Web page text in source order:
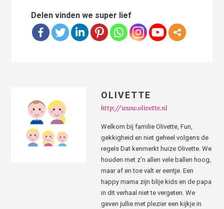
Delen vinden we super lief
OLIVETTE
http://www.olivette.nl
Welkom bij familie Olivette, Fun,
gekkigheid en niet geheel volgens de
regels Dat kenmerkt huize Olivette. We
houden met z’n allen vele ballen hoog,
maar af en toe valt er eentje. Een
happy mama zijn blije kids en de papa
in dit verhaal niet te vergeten. We
geven jullie met plezier een kijkje in